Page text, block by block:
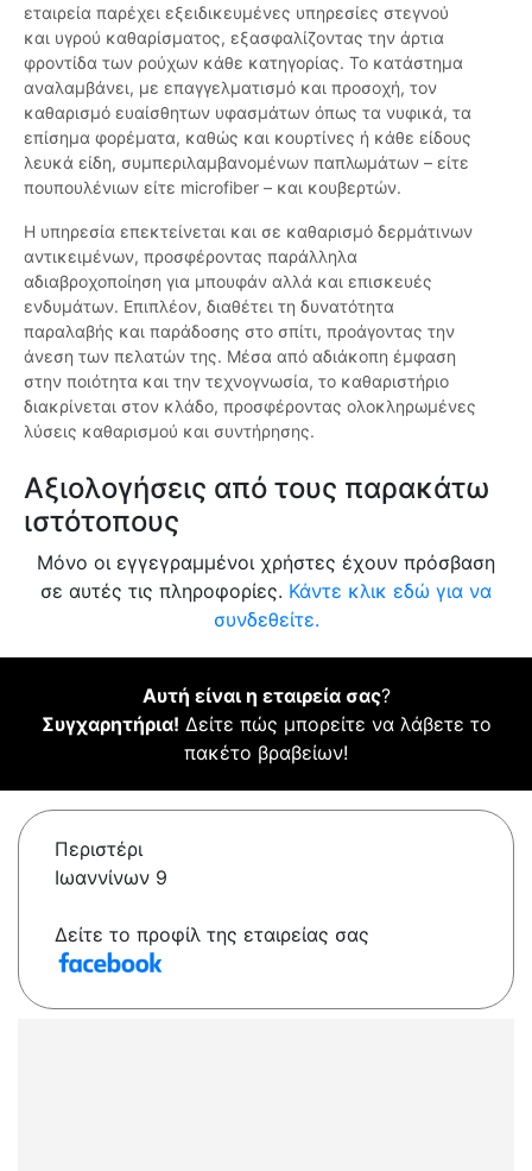
εταιρεία παρέχει εξειδικευμένες υπηρεσίες στεγνού
και υγρού καθαρίσματος, εξασφαλίζοντας την άρτια
φροντίδα των ρούχων κάθε κατηγορίας. Το κατάστημα
αναλαμβάνει, με επαγγελματισμό και προσοχή, τον
καθαρισμό ευαίσθητων υφασμάτων όπως τα νυφικά, τα
επίσημα φορέματα, καθώς και κουρτίνες ή κάθε είδους
λευκά είδη, συμπεριλαμβανομένων παπλωμάτων – είτε
πουπουλένιων είτε microfiber – και κουβερτών.
Η υπηρεσία επεκτείνεται και σε καθαρισμό δερμάτινων
αντικειμένων, προσφέροντας παράλληλα
αδιαβροχοποίηση για μπουφάν αλλά και επισκευές
ενδυμάτων. Επιπλέον, διαθέτει τη δυνατότητα
παραλαβής και παράδοσης στο σπίτι, προάγοντας την
άνεση των πελατών της. Μέσα από αδιάκοπη έμφαση
στην ποιότητα και την τεχνογνωσία, το καθαριστήριο
διακρίνεται στον κλάδο, προσφέροντας ολοκληρωμένες
λύσεις καθαρισμού και συντήρησης.
Αξιολογήσεις από τους παρακάτω
ιστότοπους
Μόνο οι εγγεγραμμένοι χρήστες έχουν πρόσβαση
σε αυτές τις πληροφορίες. Κάντε κλικ εδώ για να
συνδεθείτε.
Αυτή είναι η εταιρεία σας?
Συγχαρητήρια! Δείτε πώς μπορείτε να λάβετε το
πακέτο βραβείων!
Περιστέρι
Ιωαννίνων 9
Δείτε το προφίλ της εταιρείας σας